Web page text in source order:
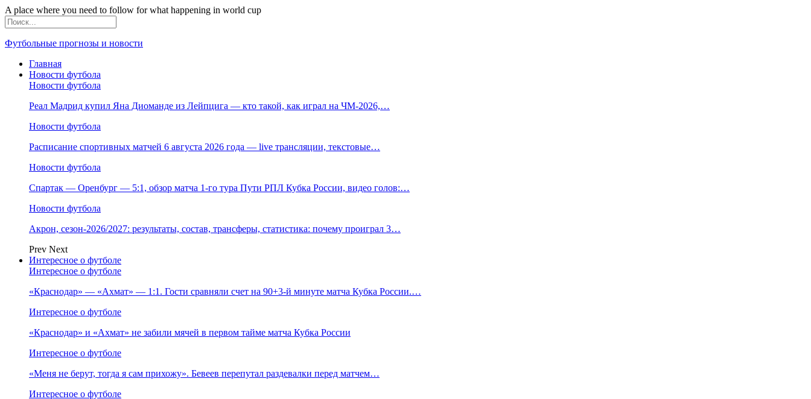
A place where you need to follow for what happening in world cup
Футбольные прогнозы и новости
Главная
Новости футбола
Новости футбола
Реал Мадрид купил Яна Диоманде из Лейпцига — кто такой, как играл на ЧМ-2026,…
Новости футбола
Расписание спортивных матчей 6 августа 2026 года — live трансляции, текстовые…
Новости футбола
Спартак — Оренбург — 5:1, обзор матча 1-го тура Пути РПЛ Кубка России, видео голов:…
Новости футбола
Акрон, сезон-2026/2027: результаты, состав, трансферы, статистика: почему проиграл 3…
Prev Next
Интересное о футболе
Интересное о футболе
«Краснодар» — «Ахмат» — 1:1. Гости сравняли счет на 90+3‑й минуте матча Кубка России.…
Интересное о футболе
«Краснодар» и «Ахмат» не забили мячей в первом тайме матча Кубка России
Интересное о футболе
«Меня не берут, тогда я сам прихожу». Бевеев перепутал раздевалки перед матчем…
Интересное о футболе